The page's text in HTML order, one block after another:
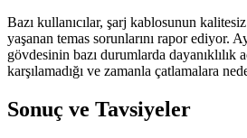
Bazı kullanıcılar, şarj kablosunun
yaşanan temas sorunlarını rapor ediyor.
gövdesinin bazı durumlarda dayanıklılık
karşılamadığı ve zamanla çatlamalara
Sonuç ve Tavsiyeler